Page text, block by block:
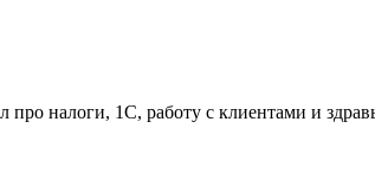
налоги, 1С, работу с клиентами и